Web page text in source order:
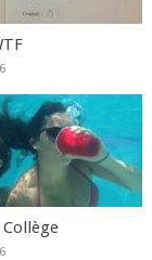
Collège